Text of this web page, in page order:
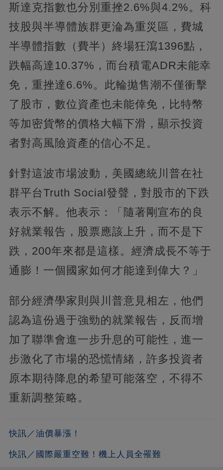
斯達克指數也分別重挫2.6%與4.2%。科
技股與半導體族群更淪為重災區，費城
半導體指數（費半）終場狂瀉1396點，
跌幅高達10.37%，而台積電ADR未能幸
免，重挫達6.6%。此輪拋售潮不僅衝擊
了股市，數位資產也未能倖免，比特幣
等加密貨幣的價格大幅下滑，顯示投資
者對高風險資產的信心不足。
針對這波市場波動，美國總統川普在社
群平台Truth Social發聲，對股市的下跌
表示不解。他表示：「隨著剛宣布的良
好就業報告，股票應該上升，而不是下
跌，200年來都是這樣。經濟成長不等于
通膨！一個國家如何才能達到偉大？」
部分經濟學家則與川普意見相左，他們
認為這份過于強勁的就業報告，反而增
加了聯準會進一步升息的可能性，進一
步激化了市場的恐慌情緒，許多投資者
原本期待降息的希望可能落空，不得不
重新調整策略。
快訊／油價暴漲！
快訊／國際嚴重空難！機上人員全罹難